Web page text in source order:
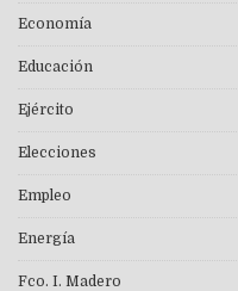
Economía
Educación
Ejército
Elecciones
Empleo
Energía
Fco. I. Madero